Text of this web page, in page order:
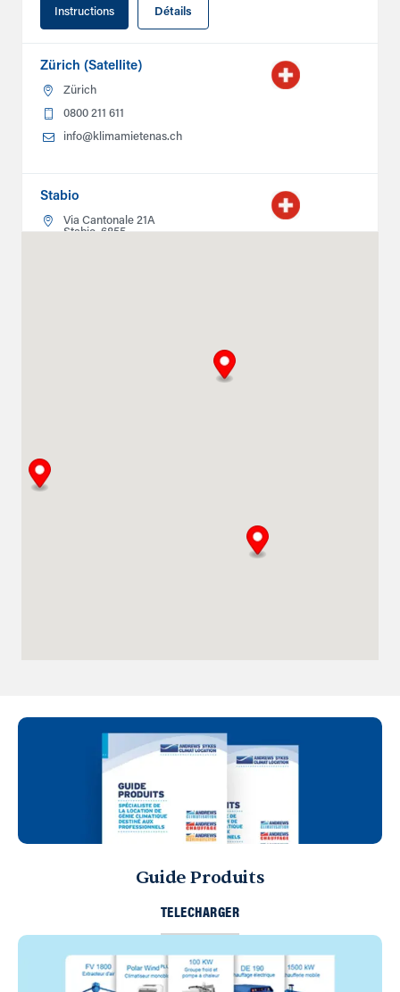
Instructions Détails
Zürich (Satellite)
Zürich
0800 211 611
info@klimamietenas.ch
Stabio
Via Cantonale 21A
Stabio, 6855
Guide Produits
TELECHARGER